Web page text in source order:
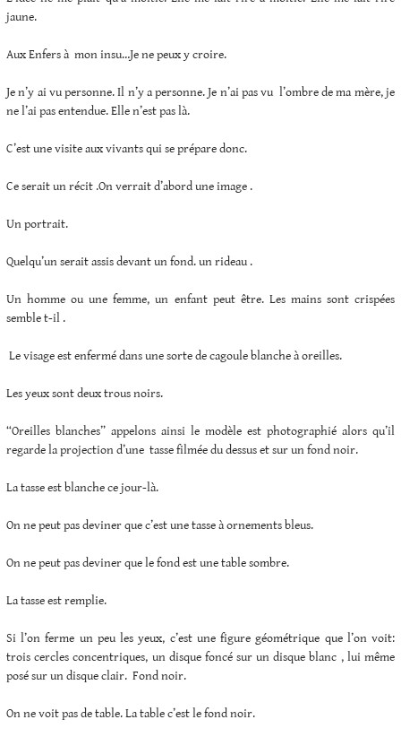
jaune.
Aux Enfers à mon insu…Je ne peux y croire.
Je n’y ai vu personne. Il n’y a personne. Je n’ai pas vu l’ombre de ma mère, je
ne l’ai pas entendue. Elle n’est pas là.
C’est une visite aux vivants qui se prépare donc.
Ce serait un récit .On verrait d’abord une image .
Un portrait.
Quelqu’un serait assis devant un fond. un rideau .
Un homme ou une femme, un enfant peut être. Les mains sont crispées
semble t-il .
Le visage est enfermé dans une sorte de cagoule blanche à oreilles.
Les yeux sont deux trous noirs.
“Oreilles blanches” appelons ainsi le modèle est photographié alors qu’il
regarde la projection d’une tasse filmée du dessus et sur un fond noir.
La tasse est blanche ce jour-là.
On ne peut pas deviner que c’est une tasse à ornements bleus.
On ne peut pas deviner que le fond est une table sombre.
La tasse est remplie.
Si l’on ferme un peu les yeux, c’est une figure géométrique que l’on voit:
trois cercles concentriques, un disque foncé sur un disque blanc , lui même
posé sur un disque clair. Fond noir.
On ne voit pas de table. La table c’est le fond noir.